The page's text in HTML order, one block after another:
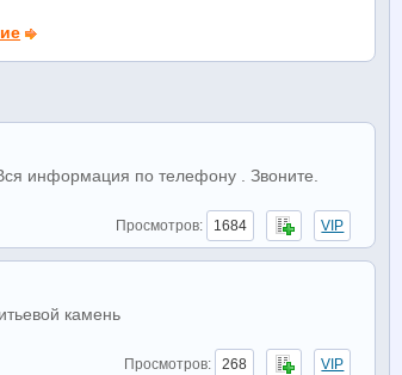
информация по телефону . Звоните.
Просмотров: 1684 VIP
камень
Просмотров: 268 VIP